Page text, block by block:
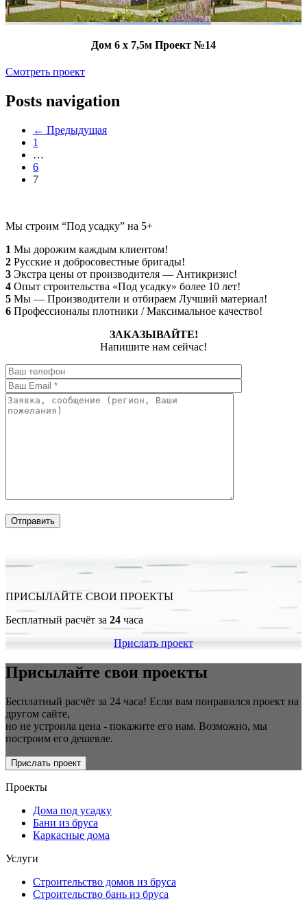
Дом 6 х 7,5м Проект №14
Смотреть проект
Posts navigation
← Предыдущая
1
…
6
7
Мы строим “Под усадку” на 5+
1 Мы дорожим каждым клиентом!
2 Русские и добросовестные бригады!
3 Экстра цены от производителя — Антикризис!
4 Опыт строительства «Под усадку» более 10 лет!
5 Мы — Производители и отбираем Лучший материал!
6 Профессионалы плотники / Максимальное качество!
ЗАКАЗЫВАЙТЕ!
Напишите нам сейчас!
ПРИСЫЛАЙТЕ СВОИ ПРОЕКТЫ
Бесплатный расчёт за 24 часа
Прислать проект
Присылайте свои проекты
Бесплатный расчёт за 24 часа! Если вам понравился проект на
другом сайте,
но не устроила цена - покажите его нам. Возможно, мы
построим его дешевле.
Прислать проект
Проекты
Дома под усадку
Бани из бруса
Каркасные дома
Услуги
Строительство домов из бруса
Строительство бань из бруса